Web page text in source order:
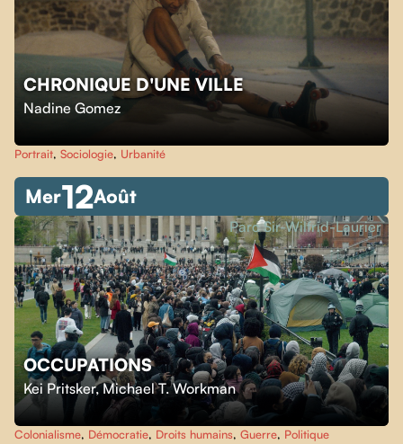
CHRONIQUE D'UNE VILLE
Nadine Gomez
Portrait, Sociologie, Urbanité
Mer12Août
OCCUPATIONS
Kei Pritsker,Michael T. Workman
Parc Sir-Wilfrid-Laurier
Colonialisme, Démocratie, Droits humains, Guerre, Politique